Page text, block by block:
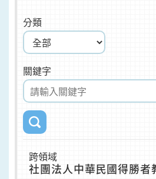
分類
關鍵字
跨領域
社團法人中華民國得勝者